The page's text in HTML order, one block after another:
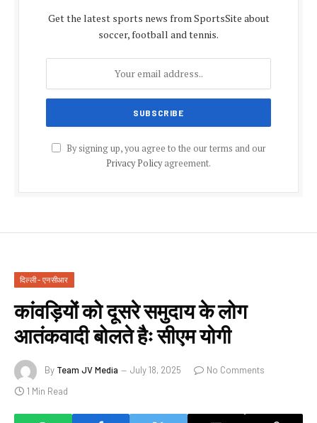
Get the latest sports news from SportsSite about
soccer, football and tennis.
By signing up, you agree to the our terms and our
Privacy Policyagreement.
दिल्ली - एनसीआर
कांवड़ियों को दूसरे समुदाय के लोग
आतंकवादी बोलते हैः सीएम योगी
By Team JV Media July 18, 2025
No Comments
1 Min Read